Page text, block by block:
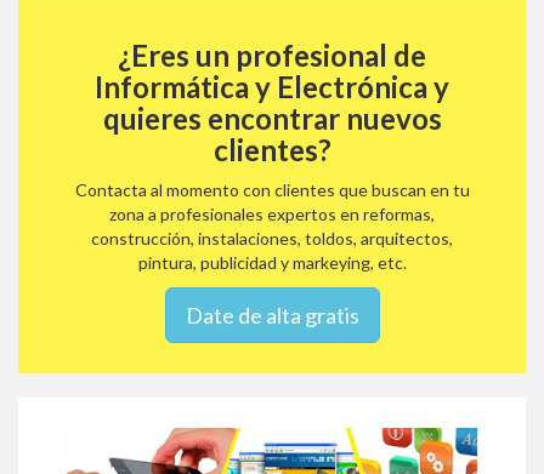
¿Eres un profesional de
Informática y Electrónica y
quieres encontrar nuevos
clientes?
Contacta al momento con clientes que buscan en tu
zona a profesionales expertos en reformas,
construcción, instalaciones, toldos, arquitectos,
pintura, publicidad y markeying, etc.
Date de alta gratis